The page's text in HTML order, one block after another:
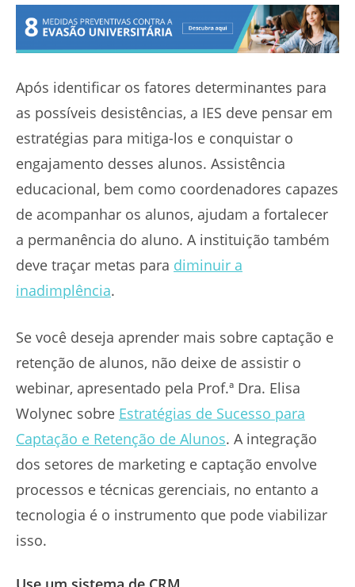
Após identificar os fatores determinantes para
as possíveis desistências, a IES deve pensar em
estratégias para mitiga-los e conquistar o
engajamento desses alunos. Assistência
educacional, bem como coordenadores capazes
de acompanhar os alunos, ajudam a fortalecer
a permanência do aluno. A instituição também
deve traçar metas para diminuir a
inadimplência.
Se você deseja aprender mais sobre captação e
retenção de alunos, não deixe de assistir o
webinar, apresentado pela Prof.ª Dra. Elisa
Wolynec sobre Estratégias de Sucesso para
Captação e Retenção de Alunos. A integração
dos setores de marketing e captação envolve
processos e técnicas gerenciais, no entanto a
tecnologia é o instrumento que pode viabilizar
isso.